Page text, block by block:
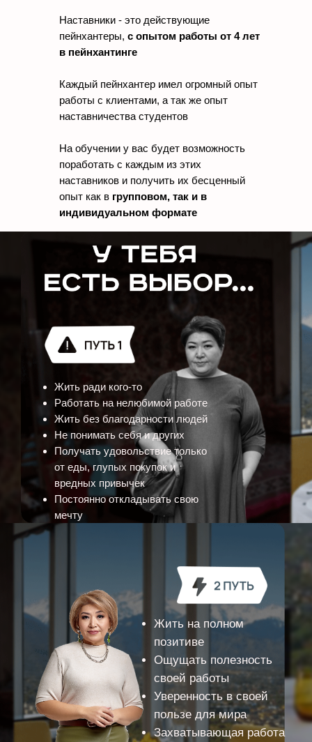
Наставники - это действующие
пейнхантеры, с опытом работы от 4 лет
в пейнхантинге
Каждый пейнхантер имел огромный опыт
работы с клиентами, а так же опыт
наставничества студентов
На обучении у вас будет возможность
поработать с каждым из этих
наставников и получить их бесценный
опыт как в групповом, так и в
индивидуальном формате
Жить ради кого-то
Работать на нелюбимой работе
Жить без благодарности людей
Не понимать себя и других
Получать удовольствие только
от еды, глупых покупок и
вредных привычек
Постоянно откладывать свою
мечту
Жить на полном
позитиве
Ощущать полезность
своей работы
Уверенность в своей
пользе для мира
Захватывающая работа